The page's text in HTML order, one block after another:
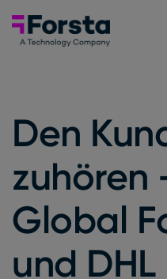
Forsta Deutsch
Den
zuhören
Global
und